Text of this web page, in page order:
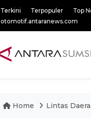
Terkini Terpopuler Top
otomotif.antaranews.com
Home Lintas